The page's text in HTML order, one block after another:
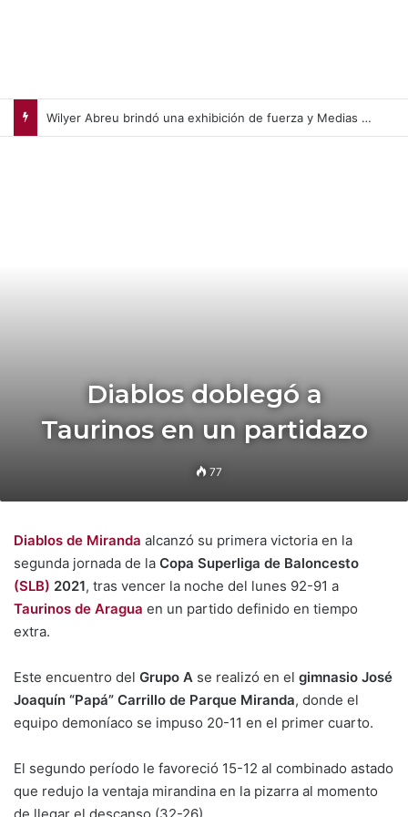
Wilyer Abreu brindó una exhibición de fuerza y Medias Rojas apaleó a Medias Blancas (+Video)
Diablos doblegó a
Taurinos en un partidazo
77
Diablos de Miranda alcanzó su primera victoria en la
segunda jornada de la Copa Superliga de Baloncesto
(SLB) 2021, tras vencer la noche del lunes 92-91 a
Taurinos de Aragua en un partido definido en tiempo
extra.
Este encuentro del Grupo A se realizó en el gimnasio José
Joaquín “Papá” Carrillo de Parque Miranda, donde el
equipo demoníaco se impuso 20-11 en el primer cuarto.
El segundo período le favoreció 15-12 al combinado astado
que redujo la ventaja mirandina en la pizarra al momento